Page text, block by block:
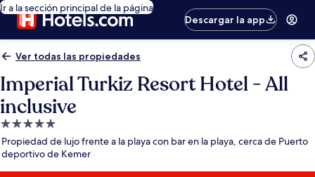
Ir a la sección principal de la página
Descargar la app
Ver todas las propiedades
Imperial Turkiz Resort Hotel - All
inclusive
Propiedad
de
5.0
estrellas
Propiedad de lujo frente a la playa con bar en la playa, cerca de Puerto
deportivo de Kemer